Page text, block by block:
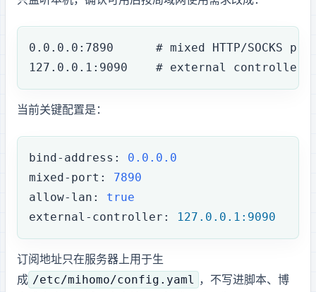
0.0.0.0:7890
# mixed HTTP/SOCKS proxy
127.0.0.1:9090
# external controller，
当前关键配置是：
bind-address : 0.0.0.0
mixed-port : 7890
allow-lan : true
external-controller : 127.0.0.1:9090
订阅地址只在服务器上用于生
成 /etc/mihomo/config.yaml
，不写进脚本、博